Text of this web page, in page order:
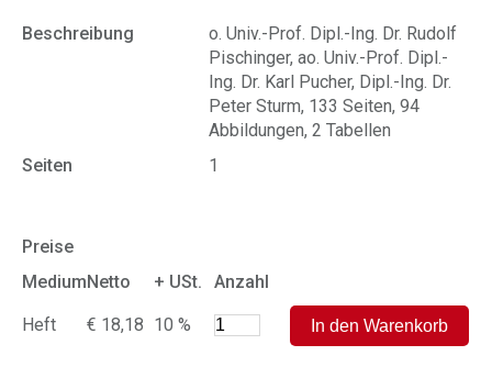
Beschreibung
o. Univ.-Prof. Dipl.-Ing. Dr. Rudolf
Pischinger, ao. Univ.-Prof. Dipl.-
Ing. Dr. Karl Pucher, Dipl.-Ing. Dr.
Peter Sturm, 133 Seiten, 94
Abbildungen, 2 Tabellen
Seiten
1
Preise
MediumNetto + USt. Anzahl
Heft € 18,18 10 %